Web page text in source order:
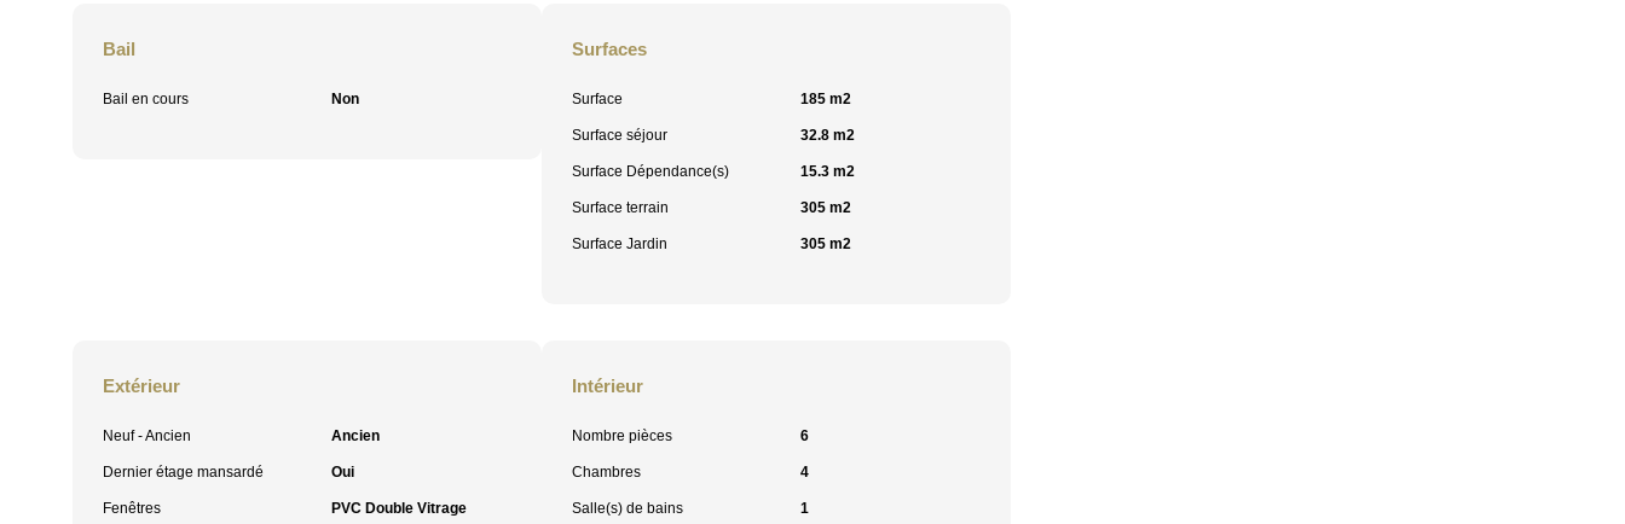
Bail
Bail en cours Non
Surfaces
Surface 185 m2
Surface séjour 32.8 m2
Surface Dépendance(s) 15.3 m2
Surface terrain 305 m2
Surface Jardin 305 m2
Extérieur
Neuf - Ancien Ancien
Dernier étage mansardé Oui
Fenêtres PVC Double Vitrage
Intérieur
Nombre pièces 6
Chambres 4
Salle(s) de bains 1